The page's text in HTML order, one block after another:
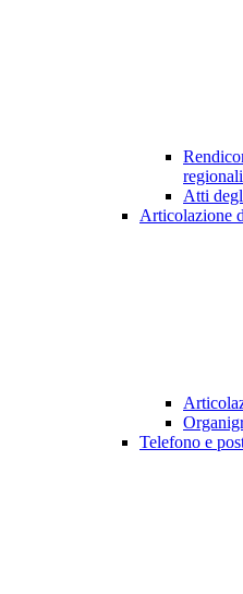
Atti
Articolazione
Telefono e